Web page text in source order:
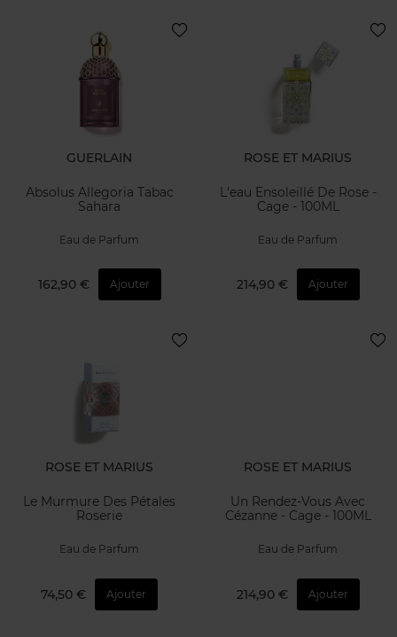
GUERLAIN
Absolus Allegoria Tabac
Sahara
Eau de Parfum
162,90 € Ajouter
ROSE ET MARIUS
L'eau Ensoleillé De Rose -
Cage - 100ML
Eau de Parfum
214,90 € Ajouter
ROSE ET MARIUS
Le Murmure Des Pétales
Roserie
Eau de Parfum
74,50 € Ajouter
ROSE ET MARIUS
Un Rendez-Vous Avec
Cézanne - Cage - 100ML
Eau de Parfum
214,90 € Ajouter